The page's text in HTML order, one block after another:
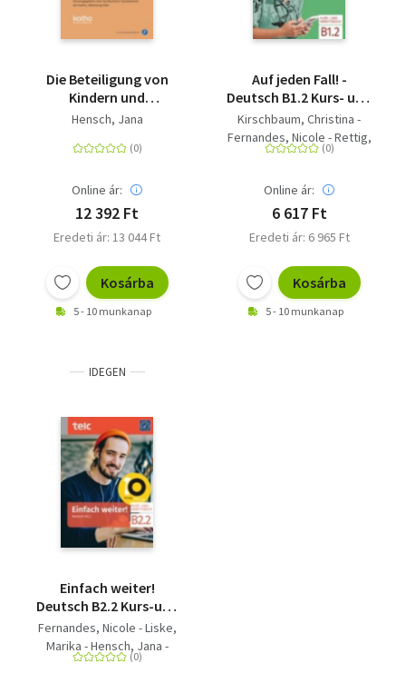
Die Beteiligung von
Kindern und
Jugendlichen an der
gemäß § 8a SGB VIII -
des Verständnisses
und der Umsetzung im
Allgemeinen Sozialen
Dienst des
Hensch, Jana
Online ár:
12 392 Ft
Eredeti ár: 13 044 Ft
Kosárba
5 - 10 munkanap
Auf jeden Fall! -
Deutsch B1.2 Kurs- und
Arbeitsbuch
Kirschbaum, Christina -
Fernandes, Nicole - Rettig,
Maja - Kuhnecke, Anke -
Susanne - Hensch, Jana -
Lipsky, Angela - Link,
Sabrina - Koischwitz, Svea
Online ár:
6 617 Ft
Eredeti ár: 6 965 Ft
Kosárba
5 - 10 munkanap
IDEGEN
Einfach weiter!
Deutsch B2.2 Kurs-und
Arbeitsbuch - Deutsch
B2.2 Kurs-und
Arbeitsbuch
Fernandes, Nicole - Liske,
Marika - Hensch, Jana -
Hälbig, Ines